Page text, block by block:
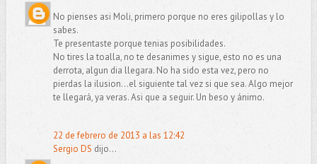
No pienses asi Moli, primero porque no eres gilipollas y lo
sabes.
Te presentaste porque tenias posibilidades.
No tires la toalla, no te desanimes y sigue, esto no es una
derrota, algun dia llegara. No ha sido esta vez, pero no
pierdas la ilusion...el siguiente tal vez si que sea. Algo mejor
te llegará, ya veras. Asi que a seguir. Un beso y ánimo.
22 de febrero de 2013 a las 12:42
Sergio DS dijo...